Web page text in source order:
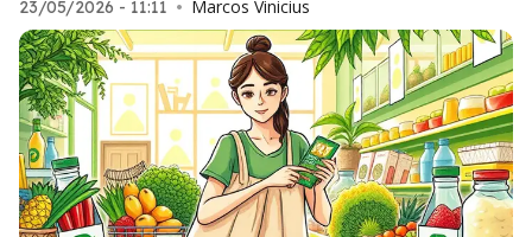
23/05/2026 - 11:11 • Marcos Vinicius